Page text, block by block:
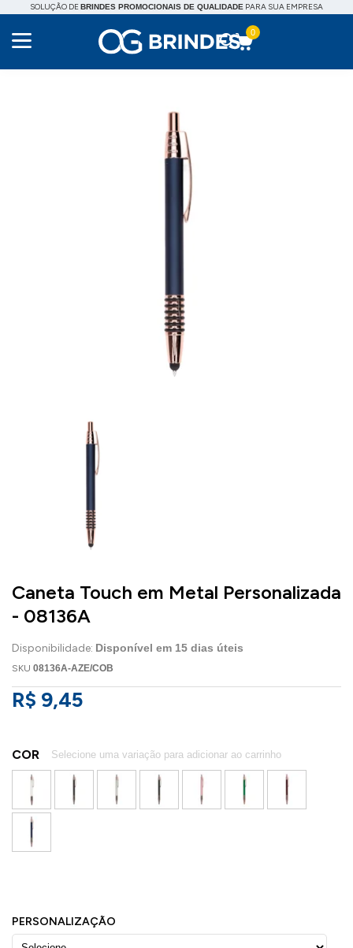
SOLUÇÃO DEBRINDES PROMOCIONAIS DE QUALIDADE PARA SUA EMPRESA
0
Caneta Touch em Metal Personalizada
- 08136A
Disponibilidade: Disponível em 15 dias úteis
SKU 08136A-AZE/COB
R$ 9,45
COR